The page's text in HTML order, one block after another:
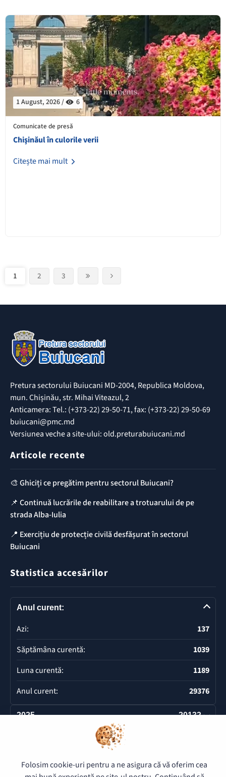
1 August, 2026 / 6
Comunicate de presă
Chişinăul în culorile verii
Citește mai mult
1 (current)
2 3
Pretura sectorului Buiucani MD-2004, Republica Moldova,
mun. Chișinău, str. Mihai Viteazul, 2
Anticamera: Tel.: (+373-22) 29-50-71, fax: (+373-22) 29-50-69
buiucani@pmc.md
Versiunea veche a site-ului: old.preturabuiucani.md
Articole recente
🎨 Ghiciți ce pregătim pentru sectorul Buiucani?
📌 Continuă lucrările de reabilitare a trotuarului de pe
strada Alba-Iulia
📍 Exercițiu de protecție civilă desfășurat în sectorul
Buiucani
Statistica accesărilor
Anul curent:
Azi:
137
Săptămâna curentă:
1039
Luna curentă:
1189
Anul curent:
29376
2025 20132
© 2026 Pretura Buiucani - Toate drepturile rezervate.
Folosim cookie-uri pentru a ne asigura că vă oferim cea